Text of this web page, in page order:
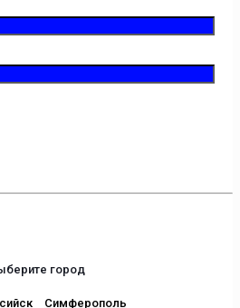
город
Симферополь